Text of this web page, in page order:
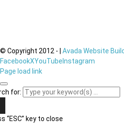
© Copyright 2012 - Avada Website
FacebookXYouTube Instagram
Page load link
for:
“ESC” key to close